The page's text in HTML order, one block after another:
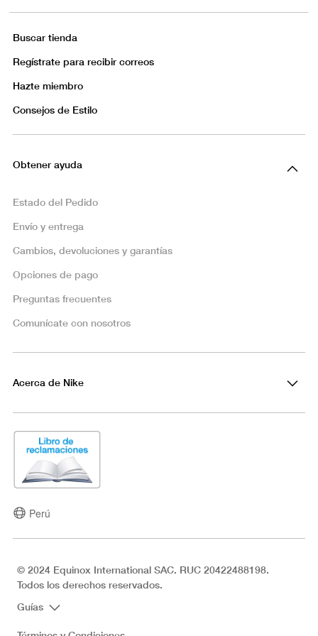
Buscar tienda
Regístrate para recibir correos
Hazte miembro
Consejos de Estilo
Obtener ayuda
Estado del Pedido
Envío y entrega
Cambios, devoluciones y garantías
Opciones de pago
Preguntas frecuentes
Comunícate con nosotros
Acerca de Nike
Perú
© 2024 Equinox International SAC. RUC 20422488198.
Todos los derechos reservados.
Guías